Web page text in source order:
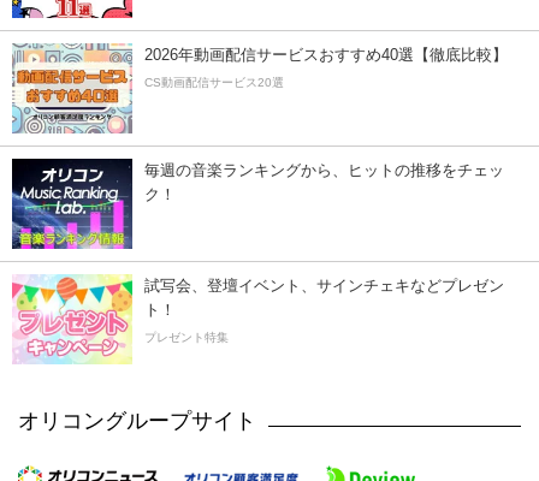
2026年動画配信サービスおすすめ40選【徹底比較】
CS動画配信サービス20選
毎週の音楽ランキングから、ヒットの推移をチェッ
ク！
試写会、登壇イベント、サインチェキなどプレゼン
ト！
プレゼント特集
オリコングループサイト